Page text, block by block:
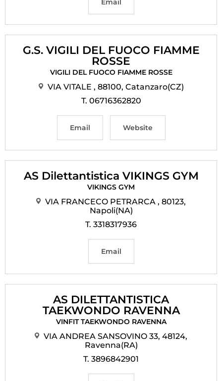
Email
G.S. VIGILI DEL FUOCO FIAMME
ROSSE
VIGILI DEL FUOCO FIAMME ROSSE
VIA VITALE , 88100, Catanzaro(CZ)
T. 06716362820
Email Website
AS Dilettantistica VIKINGS GYM
VIKINGS GYM
VIA FRANCECO PETRARCA , 80123,
Napoli(NA)
T. 3318317936
Email
AS DILETTANTISTICA
TAEKWONDO RAVENNA
VINFIT TAEKWONDO RAVENNA
VIA ANDREA SANSOVINO 33, 48124,
Ravenna(RA)
T. 3896842901